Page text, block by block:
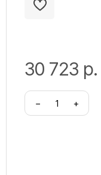
30 723 р.
− +